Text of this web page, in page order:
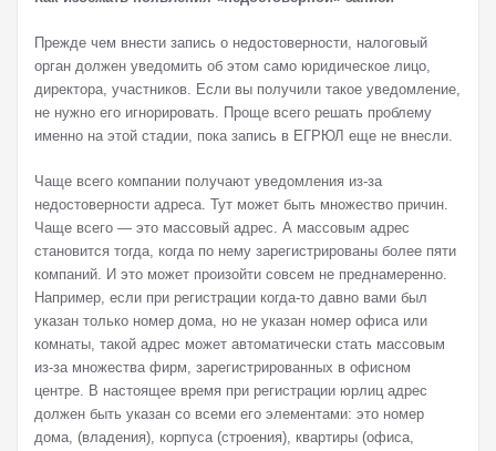
Прежде чем внести запись о недостоверности, налоговый
орган должен уведомить об этом само юридическое лицо,
директора, участников. Если вы получили такое уведомление,
не нужно его игнорировать. Проще всего решать проблему
именно на этой стадии, пока запись в ЕГРЮЛ еще не внесли.
Чаще всего компании получают уведомления из-за
недостоверности адреса. Тут может быть множество причин.
Чаще всего — это массовый адрес. А массовым адрес
становится тогда, когда по нему зарегистрированы более пяти
компаний. И это может произойти совсем не преднамеренно.
Например, если при регистрации когда-то давно вами был
указан только номер дома, но не указан номер офиса или
комнаты, такой адрес может автоматически стать массовым
из-за множества фирм, зарегистрированных в офисном
центре. В настоящее время при регистрации юрлиц адрес
должен быть указан со всеми его элементами: это номер
дома, (владения), корпуса (строения), квартиры (офиса,